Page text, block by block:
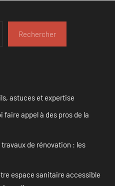
Rechercher
astuces et expertise
faire appel à des pros de la
de rénovation : les
espace sanitaire accessible